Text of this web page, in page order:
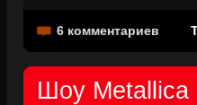
6 комментариев
Шоу Metallica